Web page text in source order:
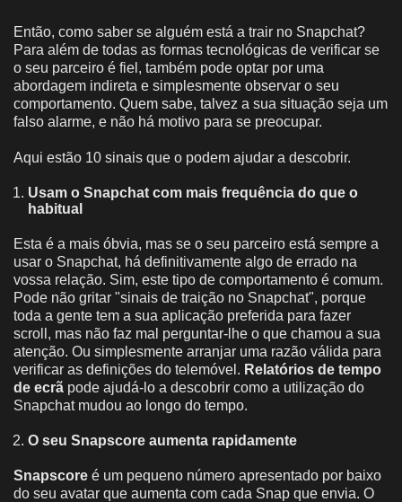
Então, como saber se alguém está a trair no Snapchat?
Para além de todas as formas tecnológicas de verificar se
o seu parceiro é fiel, também pode optar por uma
abordagem indireta e simplesmente observar o seu
comportamento. Quem sabe, talvez a sua situação seja um
falso alarme, e não há motivo para se preocupar.
Aqui estão 10 sinais que o podem ajudar a descobrir.
Usam o Snapchat com mais frequência do que o
habitual
Esta é a mais óbvia, mas se o seu parceiro está sempre a
usar o Snapchat, há definitivamente algo de errado na
vossa relação. Sim, este tipo de comportamento é comum.
Pode não gritar "sinais de traição no Snapchat", porque
toda a gente tem a sua aplicação preferida para fazer
scroll, mas não faz mal perguntar-lhe o que chamou a sua
atenção. Ou simplesmente arranjar uma razão válida para
verificar as definições do telemóvel. Relatórios de tempo
de ecrã pode ajudá-lo a descobrir como a utilização do
Snapchat mudou ao longo do tempo.
O seu Snapscore aumenta rapidamente
Snapscore é um pequeno número apresentado por baixo
do seu avatar que aumenta com cada Snap que envia. O